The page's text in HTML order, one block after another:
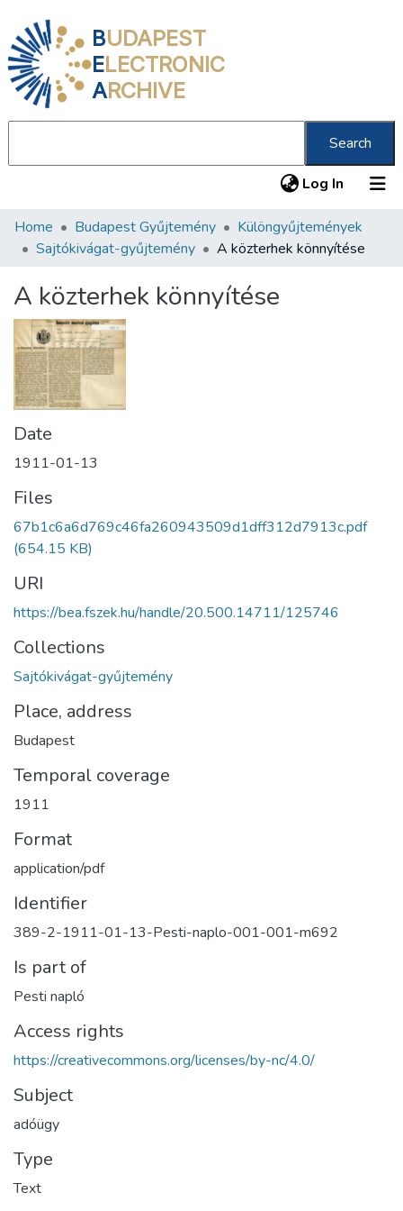
BUDAPEST
ELECTRONIC
ARCHIVE
Search
Log In (current)
Communities & Collections
Statistics
About us
Home Budapest Gyűjtemény
Különgyűjtemények
Sajtókivágat-gyűjtemény
A közterhek könnyítése
A közterhek könnyítése
Date
1911-01-13
Files
67b1c6a6d769c46fa260943509d1dff312d7913c.pdf
(654.15 KB)
URI
https://bea.fszek.hu/handle/20.500.14711/125746
Collections
Sajtókivágat-gyűjtemény
Place, address
Budapest
Temporal coverage
1911
Format
application/pdf
Identifier
389-2-1911-01-13-Pesti-naplo-001-001-m692
Is part of
Pesti napló
Access rights
https://creativecommons.org/licenses/by-nc/4.0/
Subject
adóügy
Type
Text